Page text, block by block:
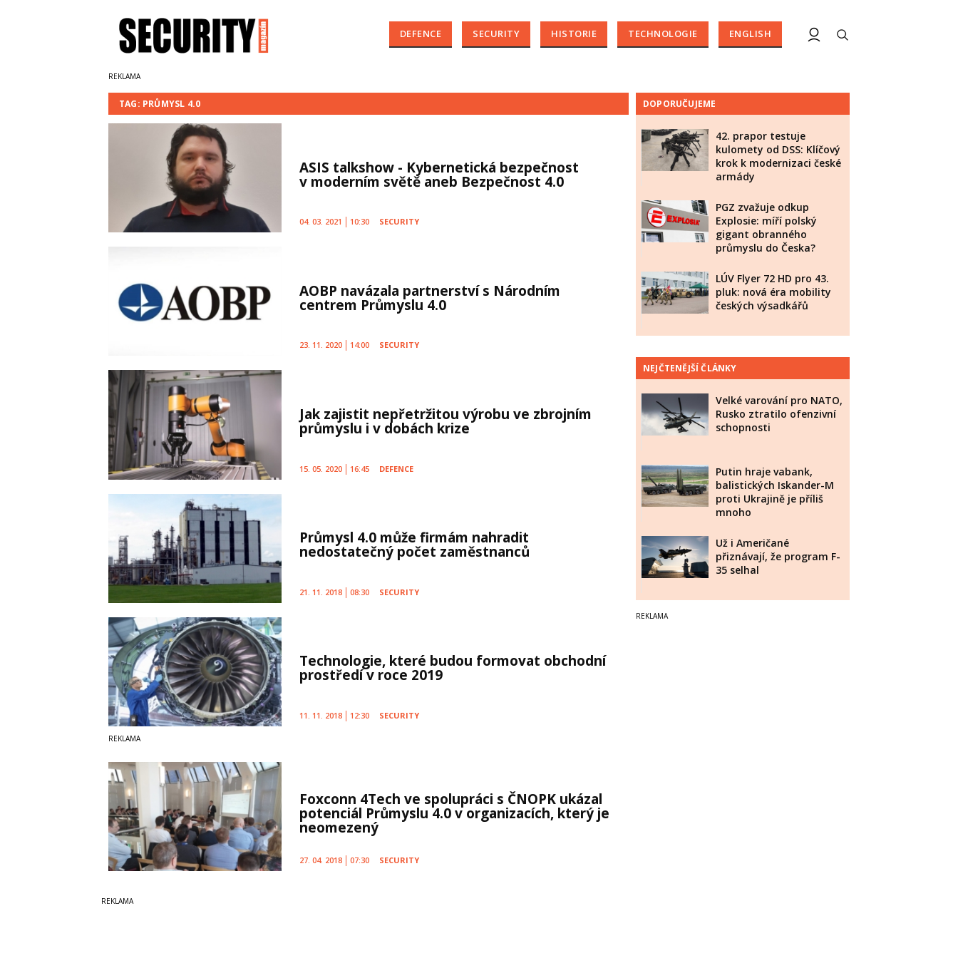
DEFENCE SECURITY HISTORIE TECHNOLOGIE ENGLISH
TAG: PRŮMYSL 4.0
ASIS talkshow - Kybernetická bezpečnost
v moderním světě aneb Bezpečnost 4.0
04. 03. 2021 10:30 SECURITY
AOBP navázala partnerství s Národním
centrem Průmyslu 4.0
23. 11. 2020 14:00 SECURITY
Jak zajistit nepřetržitou výrobu ve zbrojním
průmyslu i v dobách krize
15. 05. 2020 16:45 DEFENCE
Průmysl 4.0 může firmám nahradit
nedostatečný počet zaměstnanců
21. 11. 2018 08:30 SECURITY
Technologie, které budou formovat obchodní
prostředí v roce 2019
11. 11. 2018 12:30 SECURITY
Foxconn 4Tech ve spolupráci s ČNOPK ukázal
potenciál Průmyslu 4.0 v organizacích, který je
neomezený
27. 04. 2018 07:30 SECURITY
DOPORUČUJEME
42. prapor testuje
kulomety od DSS: Klíčový
krok k modernizaci české
armády
PGZ zvažuje odkup
Explosie: míří polský
gigant obranného
průmyslu do Česka?
LÚV Flyer 72 HD pro 43.
pluk: nová éra mobility
českých výsadkářů
NEJČTENĚJŠÍ ČLÁNKY
Velké varování pro NATO,
Rusko ztratilo ofenzivní
schopnosti
Putin hraje vabank,
balistických Iskander-M
proti Ukrajině je příliš
mnoho
Už i Američané
přiznávají, že program F-
35 selhal